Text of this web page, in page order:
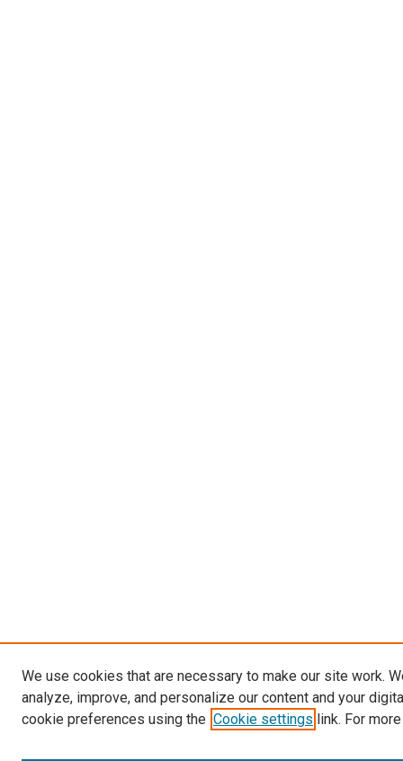
We use cookies that are necessary to make our site work.
analyze, improve, and personalize our content and your
cookie preferences using the Cookie settings link. For